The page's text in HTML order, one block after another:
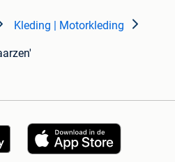
Kleding | Motorkleding